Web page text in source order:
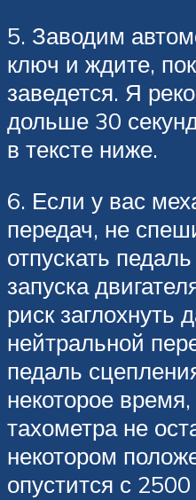
5. Заводим
ключ и ждите,
заведется. Я
дольше 30
в тексте ниже.
6. Если у вас
передач, не
отпускать
запуска
риск заглохнуть
нейтральной
педаль
некоторое
тахометра не
некотором
опустится с